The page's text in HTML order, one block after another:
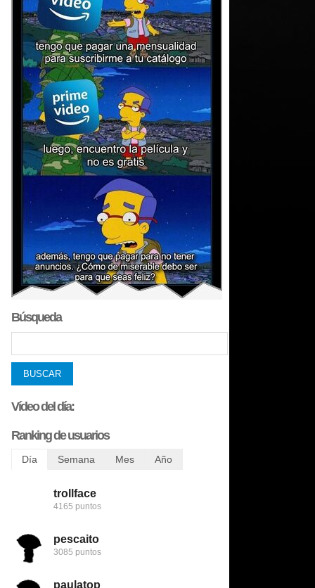
Búsqueda
Vídeo del día:
Ranking de usuarios
Día
trollface
4165 puntos
pescaito
3085 puntos
paulatop
Semana
trollface
6456 puntos
123despasito
5345 puntos
mariettachesnut
Mes
bobobobs
8509 puntos
nomedigas
8422 puntos
trollface
Año
bobobobs
272731 puntos
flamenquin
240782 puntos
patatabrava